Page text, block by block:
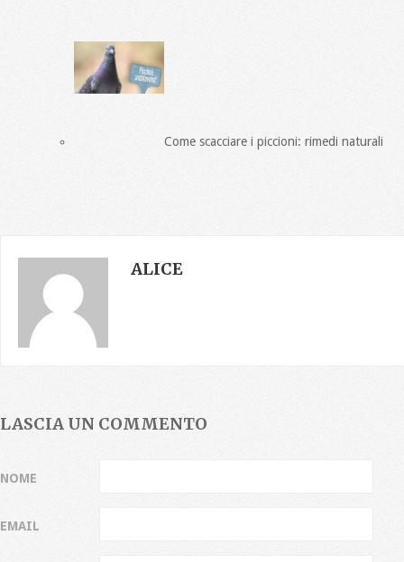
Come scacciare i piccioni: rimedi naturali
ALICE
LASCIA UN COMMENTO
NOME
EMAIL